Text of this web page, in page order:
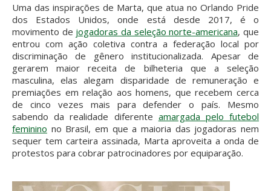
Uma das inspirações de Marta, que atua no Orlando Pride
dos Estados Unidos, onde está desde 2017, é o
movimento de jogadoras da seleção norte-americana, que
entrou com ação coletiva contra a federação local por
discriminação de gênero institucionalizada. Apesar de
gerarem maior receita de bilheteria que a seleção
masculina, elas alegam disparidade de remuneração e
premiações em relação aos homens, que recebem cerca
de cinco vezes mais para defender o país. Mesmo
sabendo da realidade diferente amargada pelo futebol
feminino no Brasil, em que a maioria das jogadoras nem
sequer tem carteira assinada, Marta aproveita a onda de
protestos para cobrar patrocinadores por equiparação.